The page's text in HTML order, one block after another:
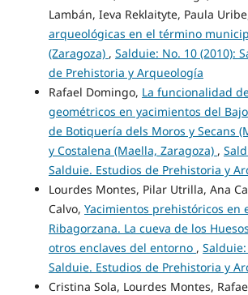
Lambán, Ieva Reklaityte, Paula
arqueológicas en el término
(Zaragoza) , Salduie: No. 10 (2010):
de Prehistoria y Arqueología
Rafael Domingo, La funcionalidad
geométricos en yacimientos del
de Botiquería dels Moros y Secans
y Costalena (Maella, Zaragoza) ,
Salduie. Estudios de Prehistoria y
Lourdes Montes, Pilar Utrilla, Ana
Calvo, Yacimientos prehistóricos en
Ribagorzana. La cueva de los
otros enclaves del entorno ,
Salduie. Estudios de Prehistoria y
Cristina Sola, Lourdes Montes,